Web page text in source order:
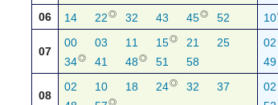
06
14 22◎ 32 43 45◎ 52 10
07
00 03 11 15◎ 21
25
34◎ 41 48◎ 51 58
02
49
08
02 10 18 24◎ 32
37
◎
02